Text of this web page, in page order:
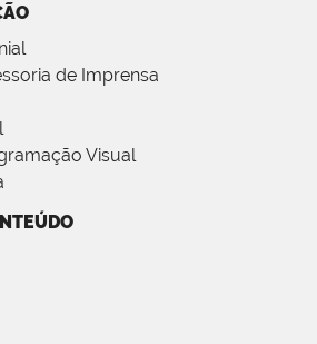
de Imprensa
Visual